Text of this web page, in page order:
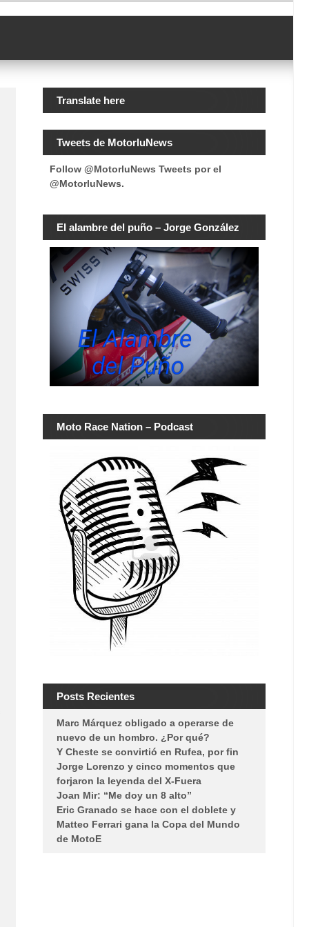
Translate here
Tweets de MotorluNews
Follow @MotorluNews Tweets por el
@MotorluNews.
El alambre del puño – Jorge González
Moto Race Nation – Podcast
Posts Recientes
Marc Márquez obligado a operarse de
nuevo de un hombro. ¿Por qué?
Y Cheste se convirtió en Rufea, por fin
Jorge Lorenzo y cinco momentos que
forjaron la leyenda del X-Fuera
Joan Mir: “Me doy un 8 alto”
Eric Granado se hace con el doblete y
Matteo Ferrari gana la Copa del Mundo
de MotoE